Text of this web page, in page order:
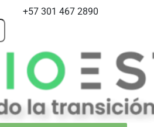
+57 301 467 2890